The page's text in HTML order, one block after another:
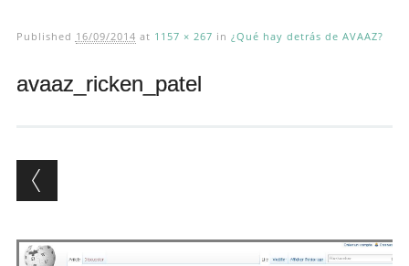
Published 16/09/2014 at 1157 × 267 in ¿Qué hay detrás de AVAAZ?
avaaz_ricken_patel